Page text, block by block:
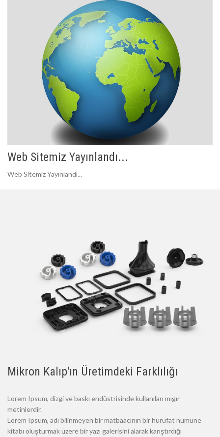
Web Sitemiz Yayınlandı...
Web Sitemiz Yayınlandı...
Mikron Kalıp'ın Üretimdeki Farklılığı
Lorem Ipsum, dizgi ve baskı endüstrisinde kullanılan mıgır
metinlerdir.
Lorem Ipsum, adı bilinmeyen bir matbaacının bir hurufat numune
kitabı oluşturmak üzere bir yazı galerisini alarak karıştırdığı